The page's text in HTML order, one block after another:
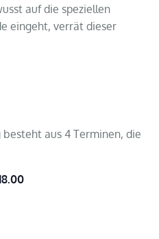
auf die speziellen
eingeht, verrät dieser
aus 4 Terminen, die